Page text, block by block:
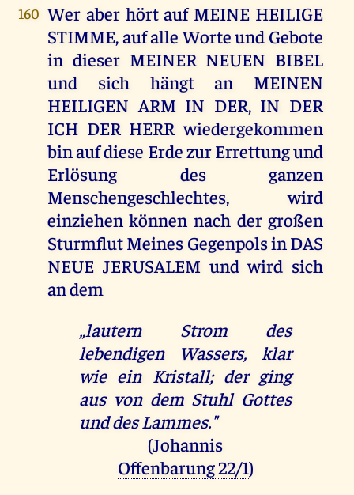
160 Wer aber hört auf MEINE HEILIGE
STIMME, auf alle Worte und Gebote
in dieser MEINER NEUEN BIBEL
und sich hängt an MEINEN
HEILIGEN ARM IN DER, IN DER
ICH DER HERR wiedergekommen
bin auf diese Erde zur Errettung und
Erlösung des ganzen
Menschengeschlechtes, wird
einziehen können nach der großen
Sturmflut Meines Gegenpols in DAS
NEUE JERUSALEM und wird sich
an dem
„lautern Strom des
lebendigen Wassers, klar
wie ein Kristall; der ging
aus von dem Stuhl Gottes
und des Lammes."
(Johannis
Offenbarung 22/1)